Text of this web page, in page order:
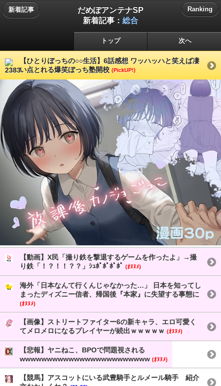
新着記事
だめぽアンテナSP
新着記事： 総合
Ranking
トップ 次へ
【ひとりぼっちの○○生活】6話感想 ワッハッハと笑えば凄
い点とれる爆笑ぼっち塾開校 (PickUP!)
【動画】X民「撮り鉄を撃退するゲームを作ったよ」→撮
り鉄「！？！！？？」ｼｭﾎﾟﾎﾟﾎﾟﾎﾟ (ｵﾇﾇﾒ)
海外「日本なんて行くんじゃなかった…」 日本を知ってし
まったディズニー信者、帰国後『本家』に失望する事態に
(ｵﾇﾇﾒ)
【画像】ストリートファイター6の新キャラ、エロ可愛く
てメロメロになるプレイヤーが続出ｗｗｗｗｗ (ｵﾇﾇﾒ)
【悲報】ヤニねこ、BPOで問題視される
wwwwwwwwwwwwwwwwwwwwwwww (ｵﾇﾇﾒ)
【競馬】アスコットにいる武豊騎手とルメール騎手 紹介